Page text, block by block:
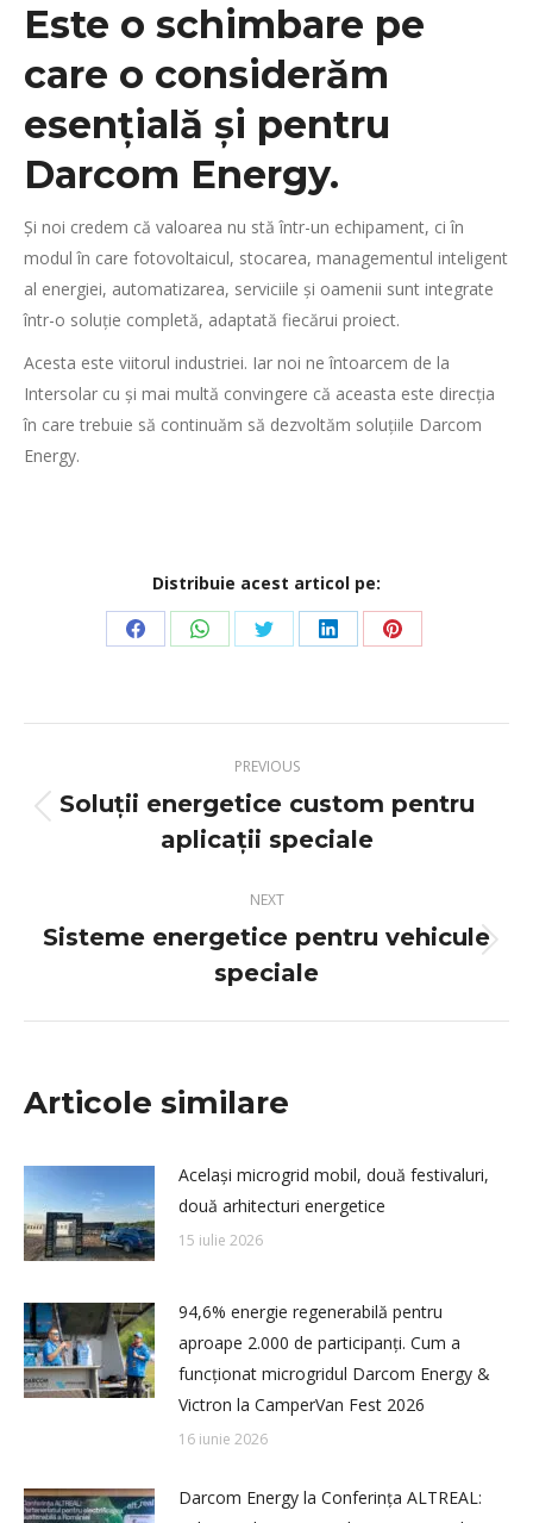
Este o schimbare pe
care o considerăm
esențială și pentru
Darcom Energy.
Și noi credem că valoarea nu stă într-un echipament, ci în
modul în care fotovoltaicul, stocarea, managementul inteligent
al energiei, automatizarea, serviciile și oamenii sunt integrate
într-o soluție completă, adaptată fiecărui proiect.
Acesta este viitorul industriei. Iar noi ne întoarcem de la
Intersolar cu și mai multă convingere că aceasta este direcția
în care trebuie să continuăm să dezvoltăm soluțiile Darcom
Energy.
Distribuie acest articol pe:
Share
Facebook
Share
WhatsApp
Share
Twitter
Share
LinkedIn
Share
Pinterest
navigation
PREVIOUS
Previous
post:
Soluții energetice custom pentru
aplicații speciale
NEXT
Next
post:
Sisteme energetice pentru vehicule
speciale
Articole similare
Același microgrid mobil, două festivaluri,
două arhitecturi energetice
15 iulie 2026
94,6% energie regenerabilă pentru
aproape 2.000 de participanți. Cum a
funcționat microgridul Darcom Energy &
Victron la CamperVan Fest 2026
16 iunie 2026
Darcom Energy la Conferința ALTREAL: